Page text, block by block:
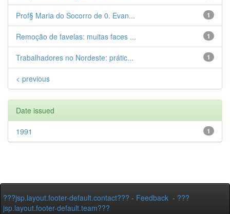
1
Prof§ Maria do Socorro de 0. Evan...
1
Remoção de favelas: muitas faces ...
1
Trabalhadores no Nordeste: prátic...
< previous
Date issued
1
1991
???jsp.layout.footer-default.contact??? - Feedback - ???
jsp.layout.footer-default.team???